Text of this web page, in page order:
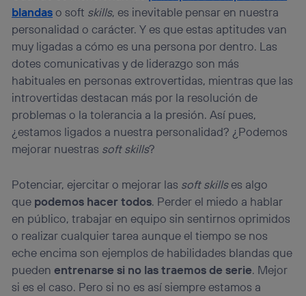
blandaso soft skills, es inevitable pensar en nuestra
personalidad o carácter. Y es que estas aptitudes van
muy ligadas a cómo es una persona por dentro. Las
dotes comunicativas y de liderazgo son más
habituales en personas extrovertidas, mientras que las
introvertidas destacan más por la resolución de
problemas o la tolerancia a la presión. Así pues,
¿estamos ligados a nuestra personalidad? ¿Podemos
mejorar nuestras soft skills?
Potenciar, ejercitar o mejorar las soft skillses algo
que podemos hacer todos. Perder el miedo a hablar
en público, trabajar en equipo sin sentirnos oprimidos
o realizar cualquier tarea aunque el tiempo se nos
eche encima son ejemplos de habilidades blandas que
puedenentrenarse si no las traemos de serie. Mejor
si es el caso. Pero si no es así siempre estamos a